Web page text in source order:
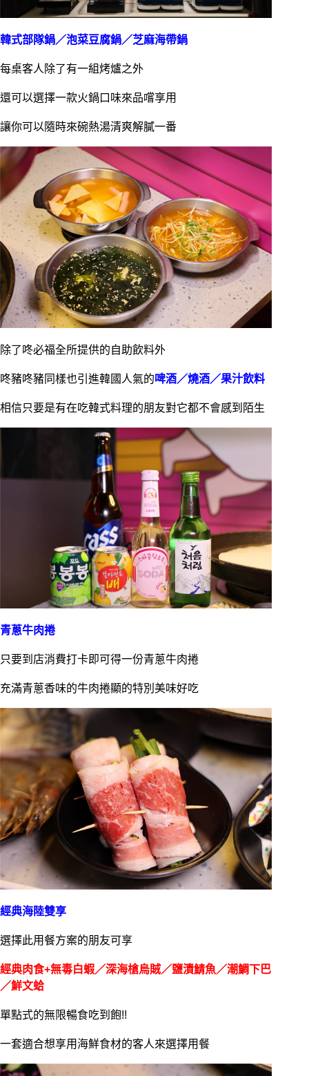
韓式部隊鍋／泡菜豆腐鍋／芝麻海帶鍋
每桌客人除了有一組烤爐之外
還可以選擇一款火鍋口味來品嚐享用
讓你可以隨時來碗熱湯清爽解膩一番
除了咚必福全所提供的自助飲料外
咚豬咚豬同樣也引進韓國人氣的啤酒／燒酒／果汁飲料
相信只要是有在吃韓式料理的朋友對它都不會感到陌生
青蔥牛肉捲
只要到店消費打卡即可得一份青蔥牛肉捲
充滿青蔥香味的牛肉捲顯的特別美味好吃
經典海陸雙享
選擇此用餐方案的朋友可享
經典肉食+無毒白蝦／深海槍烏賊／鹽漬鯖魚／潮鯛下巴
／鮮文蛤
單點式的無限暢食吃到飽!!
一套適合想享用海鮮食材的客人來選擇用餐